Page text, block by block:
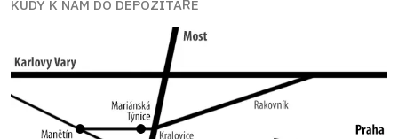
KUDY K NÁM DO DEPOZITÁŘE